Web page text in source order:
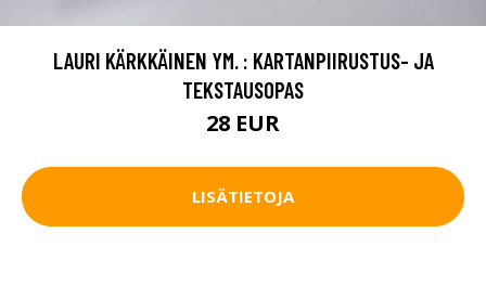
LAURI KÄRKKÄINEN YM. : KARTANPIIRUSTUS- JA
TEKSTAUSOPAS
28 EUR
LISÄTIETOJA